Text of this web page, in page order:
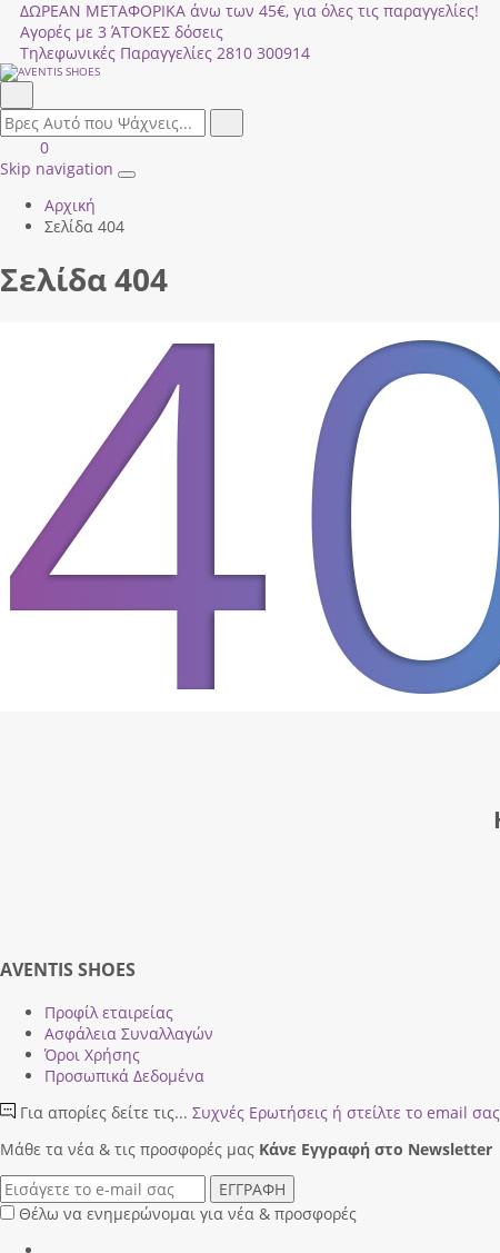
ΔΩΡΕΑΝ ΜΕΤΑΦΟΡΙΚΑ άνω των 45€, για όλες τις παραγγελίες!
Αγορές με 3 ΆΤΟΚΕΣ δόσεις
Τηλεφωνικές Παραγγελίες 2810 300914
field.search
Είσοδος
|
ΚΑΛΑΘΙ
ΑΓΟΡΩΝ
0
Skip navigation
Toggle
Αρχική
Σελίδα 404
Σελίδα 404
AVENTIS SHOES
Προφίλ εταιρείας
Ασφάλεια Συναλλαγών
Όροι Χρήσης
Προσωπικά Δεδομένα
Για απορίες δείτε τις... Συχνές Ερωτήσεις ή στείλτε το email
Μάθε τα νέα & τις προσφορές μας Κάνε Eγγραφή στο Newsletter
ΕΓΓΡΑΦΗ
Θέλω να ενημερώνομαι για νέα & προσφορές